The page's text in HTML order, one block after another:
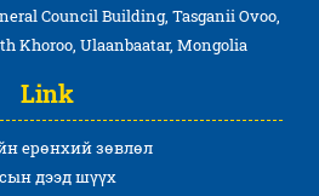
Council Building, Tasganii Ovoo,
Khoroo, Ulaanbaatar, Mongolia
Link
ерөнхий зөвлөл
дээд шүүх